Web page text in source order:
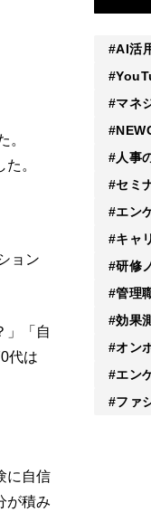
。
。
ョン
」「自
代は
に自信
が積み
AI活
マネ
人事
セミ
エン
キャ
研修
管理
効果
オン
エン
ファ